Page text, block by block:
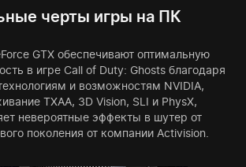
черты игры на ПК
GTX обеспечивают оптимальную
в игре Call of Duty: Ghosts благодаря
и возможностям NVIDIA,
TXAA, 3D Vision, SLI и PhysX,
невероятные эффекты в шутер от
поколения от компании Activision.